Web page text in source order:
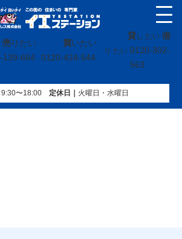
売りたい
139-664
買いたい
0120-424-544
貸し たい 借
り たい 0120-302-
563
9:30〜18:00定休⽇｜ 火曜⽇・水曜⽇
売買実績»土地»福島県いわき市桜ヶ丘